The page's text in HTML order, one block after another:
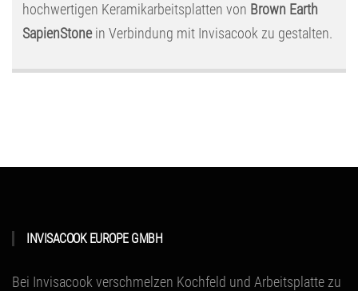
hochwertigen Keramikarbeitsplatten von Brown Earth
SapienStonein Verbindung mit Invisacook zu gestalten.
INVISACOOK EUROPE GMBH
Bei Invisacook verschmelzen Kochfeld und Arbeitsplatte zu